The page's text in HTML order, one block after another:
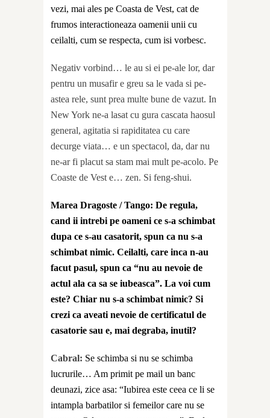
vezi, mai ales pe Coasta de Vest, cat de
frumos interactioneaza oamenii unii cu
ceilalti, cum se respecta, cum isi vorbesc.
Negativ vorbind… le au si ei pe-ale lor, dar
pentru un musafir e greu sa le vada si pe-
astea rele, sunt prea multe bune de vazut. In
New York ne-a lasat cu gura cascata haosul
general, agitatia si rapiditatea cu care
decurge viata… e un spectacol, da, dar nu
ne-ar fi placut sa stam mai mult pe-acolo. Pe
Coaste de Vest e… zen. Si feng-shui.
Marea Dragoste / Tango: De regula,
cand ii intrebi pe oameni ce s-a schimbat
dupa ce s-au casatorit, spun ca nu s-a
schimbat nimic. Ceilalti, care inca n-au
facut pasul, spun ca “nu au nevoie de
actul ala ca sa se iubeasca”. La voi cum
este? Chiar nu s-a schimbat nimic? Si
crezi ca aveati nevoie de certificatul de
casatorie sau e, mai degraba, inutil?
Cabral: Se schimba si nu se schimba
lucrurile… Am primit pe mail un banc
deunazi, zice asa: “Iubirea este ceea ce li se
intampla barbatilor si femeilor care nu se